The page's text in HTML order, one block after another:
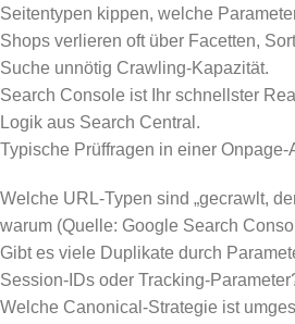
Seitentypen kippen, welche
Shops verlieren oft über Facetten,
Suche unnötig Crawling-Kapazität.
Search Console ist Ihr schnellster
Logik aus Search Central.
Typische Prüffragen in einer Onpage-
Welche URL-Typen sind „gecrawlt,
warum (Quelle: Google Search
Gibt es viele Duplikate durch
Session-IDs oder Tracking-
Welche Canonical-Strategie ist